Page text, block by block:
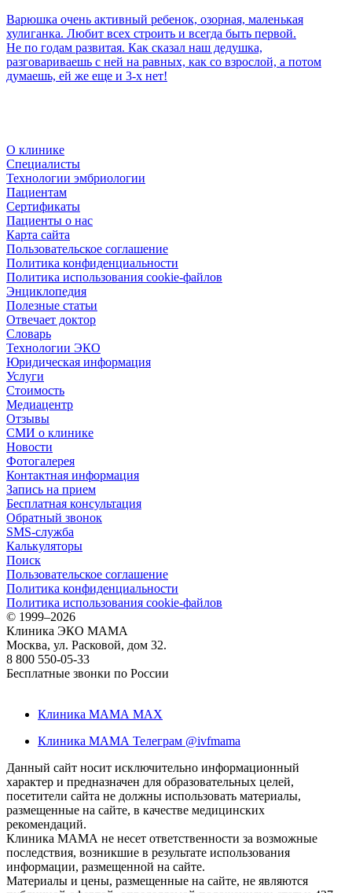
Варюшка очень активный ребенок, озорная, маленькая
хулиганка. Любит всех строить и всегда быть первой.
Не по годам развитая. Как сказал наш дедушка,
разговариваешь с ней на равных, как со взрослой, а потом
думаешь, ей же еще и 3-х нет!
О клинике
Специалисты
Технологии эмбриологии
Пациентам
Сертификаты
Пациенты о нас
Карта сайта
Пользовательское соглашение
Политика конфиденциальности
Политика использования cookie-файлов
Энциклопедия
Полезные статьи
Отвечает доктор
Словарь
Технологии ЭКО
Юридическая информация
Услуги
Стоимость
Медиацентр
Отзывы
СМИ о клинике
Новости
Фотогалерея
Контактная информация
Запись на прием
Бесплатная консультация
Обратный звонок
SMS-служба
Калькуляторы
Поиск
Пользовательское соглашение
Политика конфиденциальности
Политика использования cookie-файлов
© 1999–2026
Клиника ЭКО МАМА
Москва, ул. Расковой, дом 32.
8 800 550-05-33
Бесплатные звонки по России
Клиника МАМА MAX
Клиника МАМА Телеграм @ivfmama
Данный сайт носит исключительно информационный
характер и предназначен для образовательных целей,
посетители сайта не должны использовать материалы,
размещенные на сайте, в качестве медицинских
рекомендаций.
Клиника МАМА не несет ответственности за возможные
последствия, возникшие в результате использования
информации, размещенной на сайте.
Материалы и цены, размещенные на сайте, не являются